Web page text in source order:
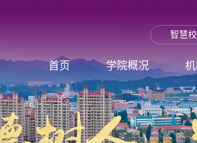
智慧
首页 学院概况